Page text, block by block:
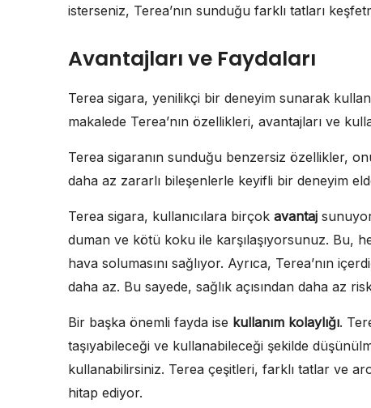
isterseniz, Terea’nın sunduğu farklı tatları
Avantajları ve Faydaları
Terea sigara, yenilikçi bir deneyim sunarak
makalede Terea’nın özellikleri, avantajları ve
Terea sigaranın sunduğu benzersiz özellikler,
daha az zararlı bileşenlerle keyifli bir deneyim
Terea sigara, kullanıcılara birçok avantaj
duman ve kötü koku ile karşılaşıyorsunuz. Bu,
hava solumasını sağlıyor. Ayrıca, Terea’nın
daha az. Bu sayede, sağlık açısından daha az
Bir başka önemli fayda ise kullanım kolaylığı.
taşıyabileceği ve kullanabileceği şekilde
kullanabilirsiniz. Terea çeşitleri, farklı tatlar ve
hitap ediyor.